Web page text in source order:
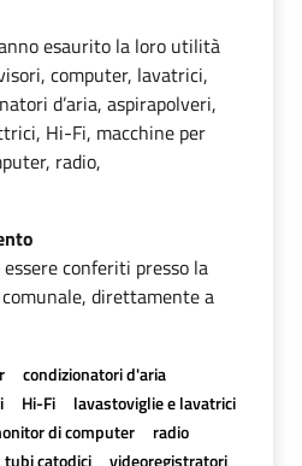
esaurito la loro utilità
computer, lavatrici,
d’aria, aspirapolveri,
Hi-Fi, macchine per
radio,
conferiti presso la
direttamente a
condizionatori d'aria
Hi-Fi
lavastoviglie e lavatrici
di computer
radio
tubi catodici videoregistratori